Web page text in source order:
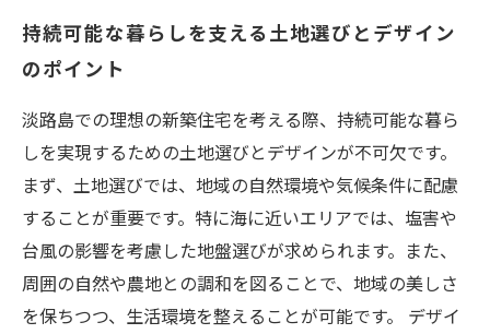
持続可能な暮らしを支える土地選びとデザイン
のポイント
淡路島での理想の新築住宅を考える際、持続可能な暮ら
しを実現するための土地選びとデザインが不可欠です。
まず、土地選びでは、地域の自然環境や気候条件に配慮
することが重要です。特に海に近いエリアでは、塩害や
台風の影響を考慮した地盤選びが求められます。また、
周囲の自然や農地との調和を図ることで、地域の美しさ
を保ちつつ、生活環境を整えることが可能です。 デザイ